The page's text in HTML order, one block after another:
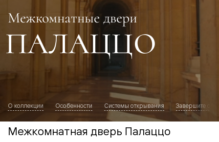
Межкомнатные двери
ПАЛАЦЦО
О коллекции Особенности Системы открывания Завершите
Межкомнатная дверь Палаццо